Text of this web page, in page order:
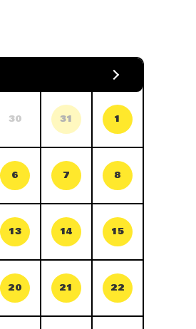
30 31 1
6 7 8
13 14 15
20 21 22